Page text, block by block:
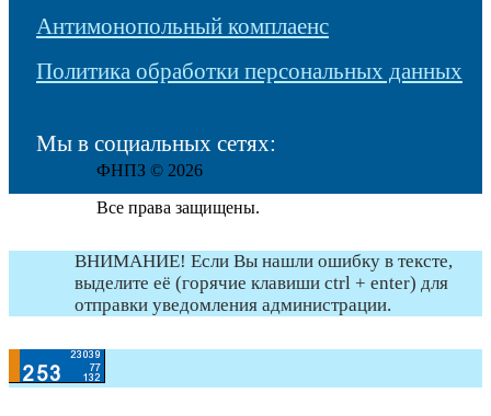
Антимонопольный комплаенс
Политика обработки персональных данных
Мы в социальных сетях:
ФНПЗ © 2026
Все права защищены.
ВНИМАНИЕ! Если Вы нашли ошибку в тексте,
выделите её (горячие клавиши ctrl + enter) для
отправки уведомления администрации.